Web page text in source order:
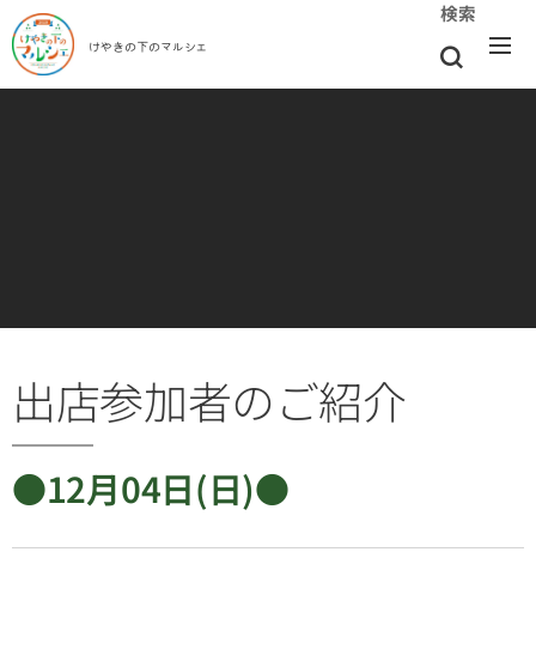
けやきの下のマルシェ
検索
出店参加者のご紹介
●12月04日(日)●